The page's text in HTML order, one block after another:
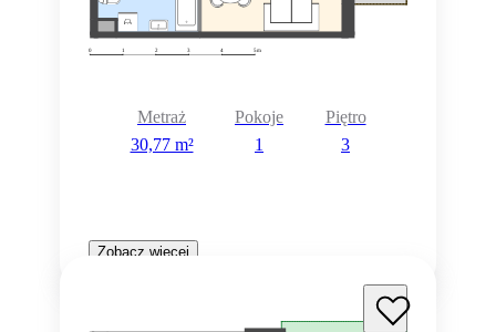
Metraż
30,77 m²
Pokoje
1
Piętro
3
Zobacz więcej